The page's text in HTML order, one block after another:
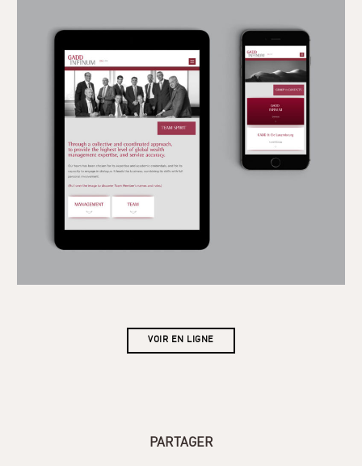
VOIR EN LIGNE
PARTAGER